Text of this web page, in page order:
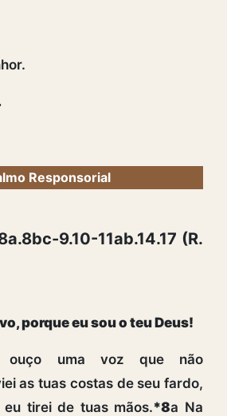
Responsorial
9.10-11ab.14.17 (R.
porque eu sou o teu Deus!
uma voz que não
as tuas costas de seu fardo,
tirei de tuas mãos.*8a Na